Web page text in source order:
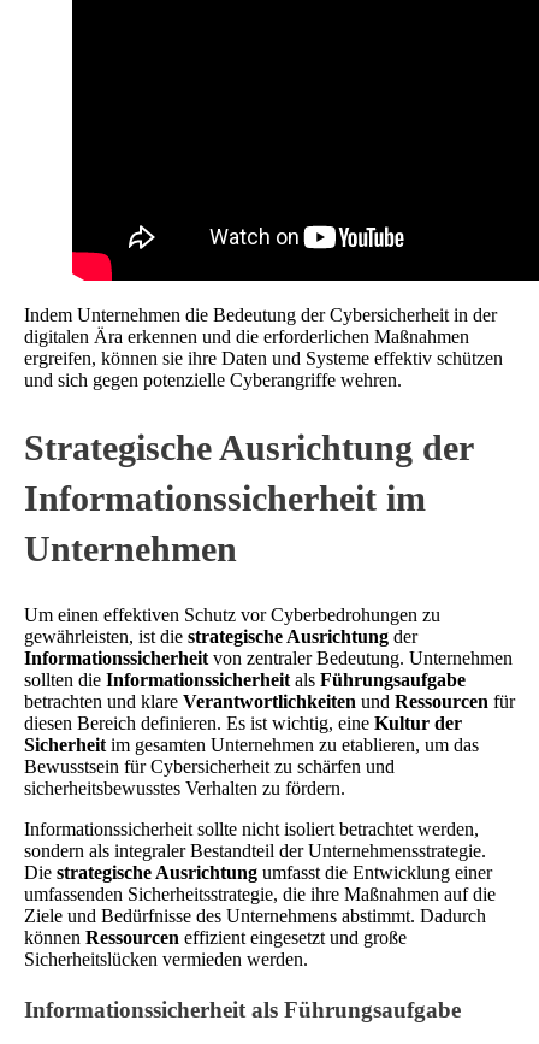
Indem Unternehmen die Bedeutung der Cybersicherheit in der
digitalen Ära erkennen und die erforderlichen Maßnahmen
ergreifen, können sie ihre Daten und Systeme effektiv schützen
und sich gegen potenzielle Cyberangriffe wehren.
Strategische Ausrichtung der
Informationssicherheit im
Unternehmen
Um einen effektiven Schutz vor Cyberbedrohungen zu
gewährleisten, ist die strategische Ausrichtung der
Informationssicherheit von zentraler Bedeutung. Unternehmen
sollten die Informationssicherheit als Führungsaufgabe
betrachten und klare Verantwortlichkeiten und Ressourcen für
diesen Bereich definieren. Es ist wichtig, eine Kultur der
Sicherheit im gesamten Unternehmen zu etablieren, um das
Bewusstsein für Cybersicherheit zu schärfen und
sicherheitsbewusstes Verhalten zu fördern.
Informationssicherheit sollte nicht isoliert betrachtet werden,
sondern als integraler Bestandteil der Unternehmensstrategie.
Die strategische Ausrichtung umfasst die Entwicklung einer
umfassenden Sicherheitsstrategie, die ihre Maßnahmen auf die
Ziele und Bedürfnisse des Unternehmens abstimmt. Dadurch
können Ressourcen effizient eingesetzt und große
Sicherheitslücken vermieden werden.
Informationssicherheit als Führungsaufgabe